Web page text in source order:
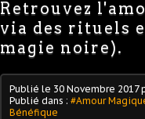
Retrouvez
via des rituels
magie noire).
Publié le 30 Novembre 2017
Publié dans : #Amour
Bénéfique